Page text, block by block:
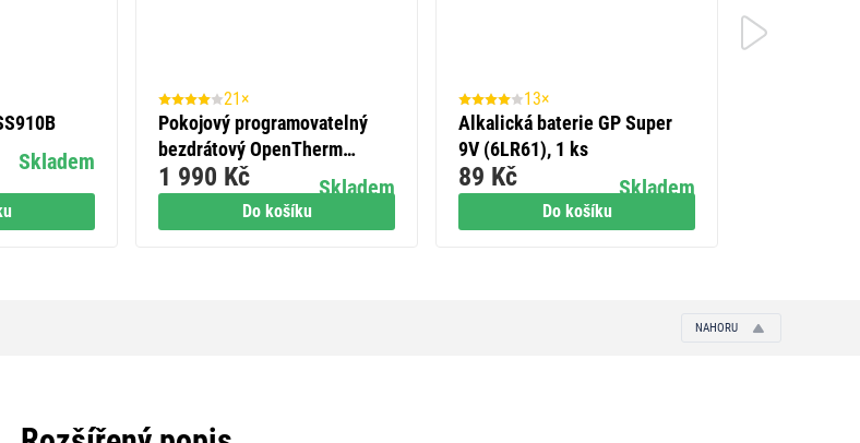
Skladem
Do košíku
21×
Pokojový programovatelný
bezdrátový OpenTherm
termostat P5611OT
Skladem
1 990 Kč
Do košíku
13×
Alkalická baterie GP Super
9V (6LR61), 1 ks
Skladem
89 Kč
NAHORU